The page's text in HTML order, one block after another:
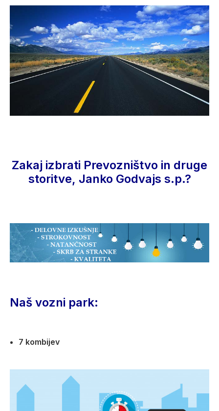
Zakaj izbrati Prevozništvo in druge
storitve, Janko Godvajs s.p.?
Naš vozni park:
7 kombijev